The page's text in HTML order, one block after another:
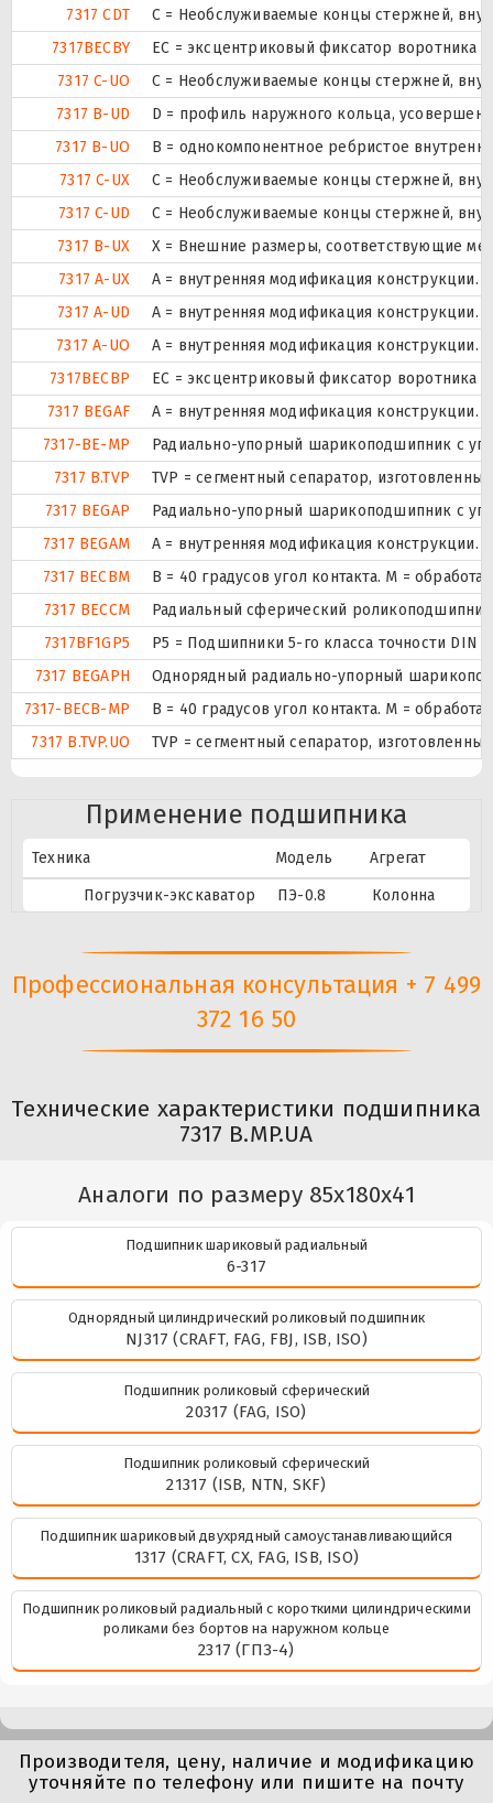
7317 CDT
С = Необслуживаемые концы стержней,
7317BECBY
ЕС = эксцентриковый фиксатор воротника
7317 C-UO
С = Необслуживаемые концы стержней,
7317 B-UD
D = профиль наружного кольца,
7317 B-UO
B = однокомпонентное ребристое
7317 C-UX
С = Необслуживаемые концы стержней,
7317 C-UD
С = Необслуживаемые концы стержней,
7317 B-UX
X = Внешние размеры, соответствующие
7317 A-UX
A = внутренняя модификация конструкции.
7317 A-UD
A = внутренняя модификация конструкции.
7317 A-UO
A = внутренняя модификация конструкции.
7317BECBP
ЕС = эксцентриковый фиксатор воротника
7317 BEGAF
A = внутренняя модификация конструкции.
7317-BE-MP
Радиально-упорный шарикоподшипник с
7317 B.TVP
TVP = сегментный сепаратор,
7317 BEGAP
Радиально-упорный шарикоподшипник с
7317 BEGAM
A = внутренняя модификация конструкции.
7317 BECBM
B = 40 градусов угол контакта. M =
7317 BECCM
Радиальный сферический
7317BF1GP5
P5 = Подшипники 5-го класса точности DIN
7317 BEGAPH
Однорядный радиально-упорный
7317-BECB-MP
B = 40 градусов угол контакта. M =
7317 B.TVP.UO
TVP = сегментный сепаратор,
Применение подшипника
Техника Модель
Агрегат
Погрузчик-экскаватор
ПЭ-0.8 Колонна
Профессиональная консультация + 7 499
372 16 50
Технические характеристики подшипника
7317 B.MP.UA
Аналоги по размеру 85x180x41
Подшипник шариковый радиальный
6-317
Однорядный цилиндрический роликовый подшипник
NJ317 (CRAFT, FAG, FBJ, ISB, ISO)
Подшипник роликовый сферический
20317 (FAG, ISO)
Подшипник роликовый сферический
21317 (ISB, NTN, SKF)
Подшипник шариковый двухрядный самоустанавливающийся
1317 (CRAFT, CX, FAG, ISB, ISO)
Подшипник роликовый радиальный с короткими цилиндрическими
роликами без бортов на наружном кольце
2317 (ГПЗ-4)
Производителя, цену, наличие и модификацию
уточняйте по телефону или пишите на почту